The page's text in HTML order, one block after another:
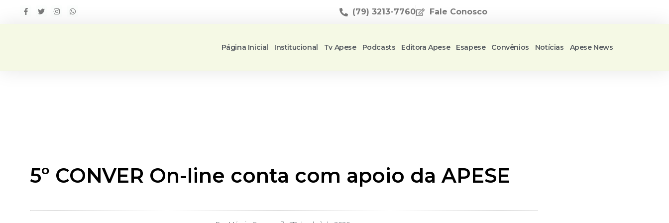
(79) 3213-7760 Fale Conosco
Página Inicial Institucional Tv Apese Podcasts Editora Apese Esapese Convênios Notícias Apese News
5º CONVER On-line conta com apoio da APESE